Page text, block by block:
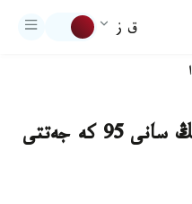
ق ز
95 كە جەتتى